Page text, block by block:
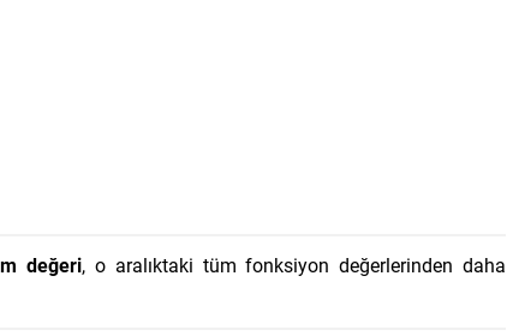
değeri, o aralıktaki tüm fonksiyon değerlerinden daha